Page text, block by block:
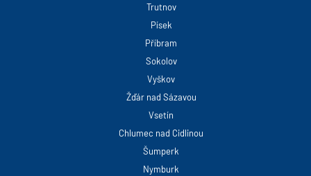
Trutnov
Písek
Příbram
Sokolov
Vyškov
Žďár nad Sázavou
Vsetín
Chlumec nad Cidlinou
Šumperk
Nymburk